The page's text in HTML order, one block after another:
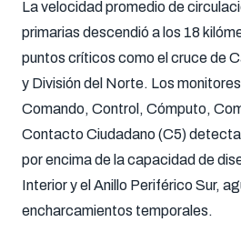
La velocidad promedio de
primarias descendió a los 18
puntos críticos como el cruce de
y División del Norte. Los
Comando, Control, Cómputo,
Contacto Ciudadano (C5)
por encima de la capacidad de
Interior y el Anillo Periférico Sur,
encharcamientos temporales.